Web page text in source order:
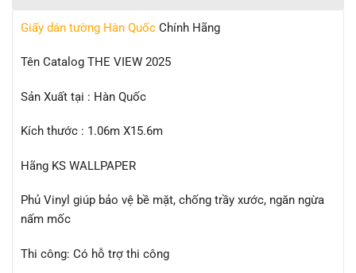
Giấy dán tường Hàn Quốc Chính Hãng
Tên Catalog THE VIEW 2025
Sản Xuất tại : Hàn Quốc
Kích thước : 1.06m X15.6m
Hãng KS WALLPAPER
Phủ Vinyl giúp bảo vệ bề mặt, chống trầy xước, ngăn ngừa
nấm mốc
Thi công: Có hỗ trợ thi công